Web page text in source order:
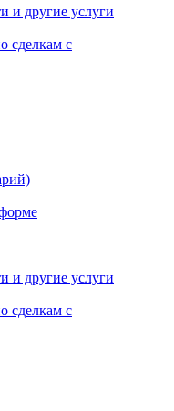
и другие услуги
сделкам с
и другие услуги
сделкам с